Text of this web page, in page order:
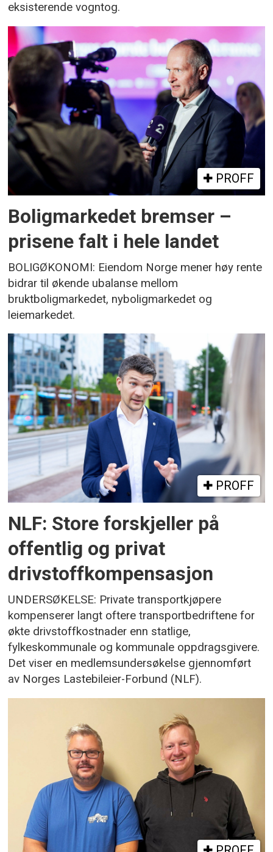
eksisterende vogntog.
PROFF
Boligmarkedet bremser –
prisene falt i hele landet
BOLIGØKONOMI: Eiendom Norge mener høy rente
bidrar til økende ubalanse mellom
bruktboligmarkedet, nyboligmarkedet og
leiemarkedet.
PROFF
NLF: Store forskjeller på
offentlig og privat
drivstoffkompensasjon
UNDERSØKELSE: Private transportkjøpere
kompenserer langt oftere transportbedriftene for
økte drivstoffkostnader enn statlige,
fylkeskommunale og kommunale oppdragsgivere.
Det viser en medlemsundersøkelse gjennomført
av Norges Lastebileier-Forbund (NLF).